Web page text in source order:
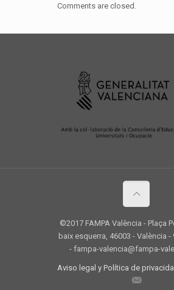
Comments are closed.
©2017 FAMPA València - Plaça
baix esquerra, 46003 - València -
- fampa-valencia@fampa-
Aviso legal y Política de